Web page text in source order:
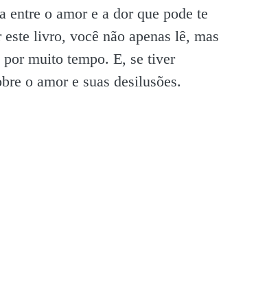
entre o amor e a dor que pode te
livro, você não apenas lê, mas
muito tempo. E, se tiver
o amor e suas desilusões.